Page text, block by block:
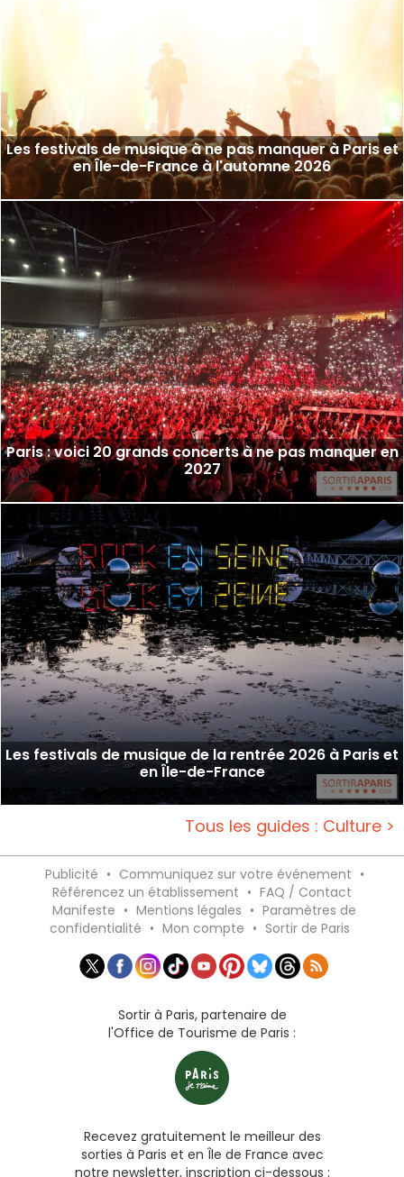
Les festivals de musique à ne pas manquer à Paris et
en Île-de-France à l'automne 2026
Paris : voici 20 grands concerts à ne pas manquer en
2027
Les festivals de musique de la rentrée 2026 à Paris et
en Île-de-France
Tous les guides : Culture >
Publicité • Communiquez sur votre événement •
Référencez un établissement • FAQ / Contact
Manifeste • Mentions légales • Paramètres de
confidentialité • Mon compte • Sortir de Paris
Sortir à Paris, partenaire de
l'Office de Tourisme de Paris :
Recevez gratuitement le meilleur des
sorties à Paris et en Île de France avec
notre newsletter, inscription ci-dessous :